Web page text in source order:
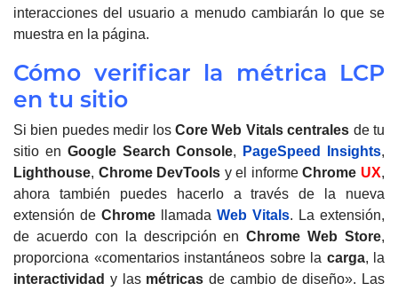
interacciones del usuario a menudo cambiarán lo que se
muestra en la página.
Cómo verificar la métrica LCP
en tu sitio
Si bien puedes medir los Core Web Vitals centrales de tu
sitio en Google Search Console, PageSpeed ​​Insights,
Lighthouse, Chrome DevTools y el informeChrome UX,
ahora también puedes hacerlo a través de la nueva
extensión de Chrome llamada Web Vitals. La extensión,
de acuerdo con la descripción enChrome Web Store,
proporciona «comentarios instantáneos sobre la carga, la
interactividad y las métricas de cambio de diseño». Las